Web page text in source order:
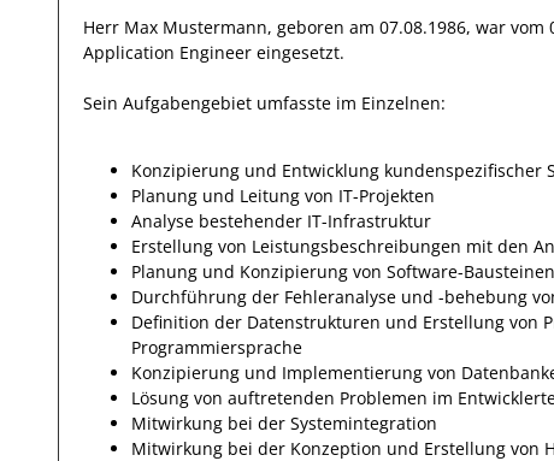
Herr Max Mustermann, geboren am 07.08.1986, war vom
Application Engineer eingesetzt.
Sein Aufgabengebiet umfasste im Einzelnen:
Konzipierung und Entwicklung kundenspezifischer
Planung und Leitung von IT-Projekten
Analyse bestehender IT-Infrastruktur
Erstellung von Leistungsbeschreibungen mit den
Planung und Konzipierung von Software-Bausteinen
Durchführung der Fehleranalyse und -behebung
Definition der Datenstrukturen und Erstellung von
Programmiersprache
Konzipierung und Implementierung von
Lösung von auftretenden Problemen im
Mitwirkung bei der Systemintegration
Mitwirkung bei der Konzeption und Erstellung von